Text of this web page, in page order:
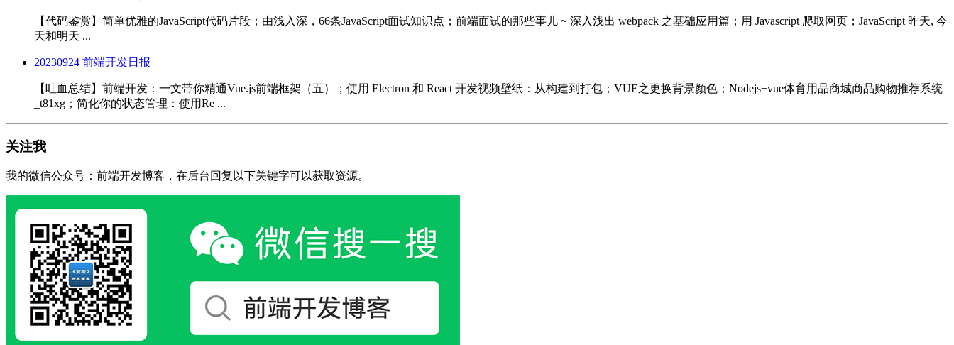
【代码鉴赏】简单优雅的JavaScript代码片段；由浅入深，66条JavaScript面试知识点；前端面试的那些事儿 ~ 深入浅出 webpack 之基础应用篇；用 Javascript 爬取网页；JavaScript 昨天, 今
天和明天 ...
20230924 前端开发日报
【吐血总结】前端开发：一文带你精通Vue.js前端框架（五）；使用 Electron 和 React 开发视频壁纸：从构建到打包；VUE之更换背景颜色；Nodejs+vue体育用品商城商品购物推荐系统
_t81xg；简化你的状态管理：使用Re ...
关注我
我的微信公众号：前端开发博客，在后台回复以下关键字可以获取资源。